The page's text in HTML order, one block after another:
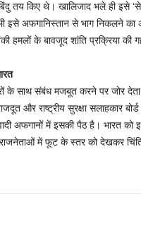
तय किए थे। खालिजाद भले ही इसे
इसे अफगानिस्तान से भाग निकलने का
हमलों के बावजूद शांति प्रक्रिया की
के साथ संबंध मजबूत करने पर जोर
और राष्ट्रीय सुरक्षा सलाहकार
अफगानों में इसकी पैठ है। भारत
में फूट के स्तर को देखकर